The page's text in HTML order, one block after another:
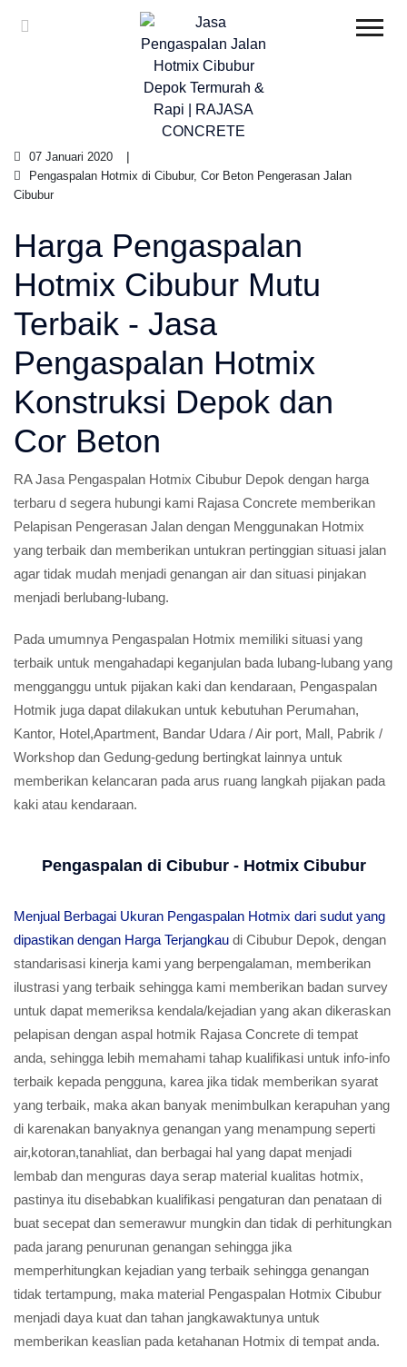
07 Januari 2020
Pengaspalan Hotmix di Cibubur, Cor Beton Pengerasan Jalan
Cibubur
Harga Pengaspalan
Hotmix Cibubur Mutu
Terbaik - Jasa
Pengaspalan Hotmix
Konstruksi Depok dan
Cor Beton
RA Jasa Pengaspalan Hotmix Cibubur Depok dengan harga
terbaru d segera hubungi kami Rajasa Concrete memberikan
Pelapisan Pengerasan Jalan dengan Menggunakan Hotmix
yang terbaik dan memberikan untukran pertinggian situasi jalan
agar tidak mudah menjadi genangan air dan situasi pinjakan
menjadi berlubang-lubang.
Pada umumnya Pengaspalan Hotmix memiliki situasi yang
terbaik untuk mengahadapi keganjulan bada lubang-lubang yang
mengganggu untuk pijakan kaki dan kendaraan, Pengaspalan
Hotmik juga dapat dilakukan untuk kebutuhan Perumahan,
Kantor, Hotel,Apartment, Bandar Udara / Air port, Mall, Pabrik /
Workshop dan Gedung-gedung bertingkat lainnya untuk
memberikan kelancaran pada arus ruang langkah pijakan pada
kaki atau kendaraan.
Pengaspalan di Cibubur - Hotmix Cibubur
Menjual Berbagai Ukuran Pengaspalan Hotmix dari sudut yang
dipastikan dengan Harga Terjangkau di Cibubur Depok, dengan
standarisasi kinerja kami yang berpengalaman, memberikan
ilustrasi yang terbaik sehingga kami memberikan badan survey
untuk dapat memeriksa kendala/kejadian yang akan dikeraskan
pelapisan dengan aspal hotmik Rajasa Concrete di tempat
anda, sehingga lebih memahami tahap kualifikasi untuk info-info
terbaik kepada pengguna, karea jika tidak memberikan syarat
yang terbaik, maka akan banyak menimbulkan kerapuhan yang
di karenakan banyaknya genangan yang menampung seperti
air,kotoran,tanahliat, dan berbagai hal yang dapat menjadi
lembab dan menguras daya serap material kualitas hotmix,
pastinya itu disebabkan kualifikasi pengaturan dan penataan di
buat secepat dan semerawur mungkin dan tidak di perhitungkan
pada jarang penurunan genangan sehingga jika
memperhitungkan kejadian yang terbaik sehingga genangan
tidak tertampung, maka material Pengaspalan Hotmix Cibubur
menjadi daya kuat dan tahan jangkawaktunya untuk
memberikan keaslian pada ketahanan Hotmix di tempat anda.